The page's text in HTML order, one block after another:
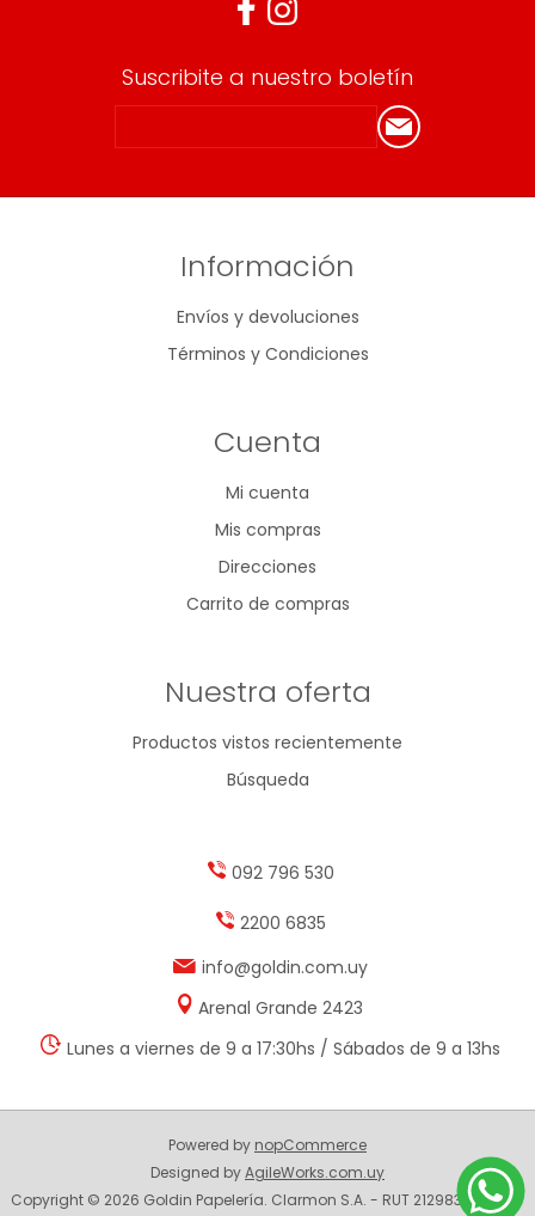
Suscribite a nuestro boletín
Información
Envíos y devoluciones
Términos y Condiciones
Cuenta
Mi cuenta
Mis compras
Direcciones
Carrito de compras
Nuestra oferta
Productos vistos recientemente
Búsqueda
092 796 530
2200 6835
info@goldin.com.uy
Arenal Grande 2423
Lunes a viernes de 9 a 17:30hs / Sábados de 9 a 13hs
Powered by nopCommerce
Designed byAgileWorks.com.uy
Copyright © 2026 Goldin Papelería. Clarmon S.A. - RUT 212983330014 -